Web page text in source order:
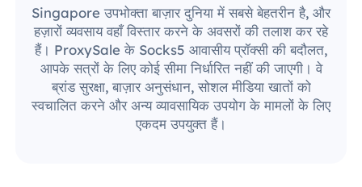
Singapore उपभोक्ता बाज़ार दुनिया में सबसे बेहतरीन है, और
हज़ारों व्यवसाय वहाँ विस्तार करने के अवसरों की तलाश कर रहे
हैं। ProxySale के Socks5 आवासीय प्रॉक्सी की बदौलत,
आपके सत्रों के लिए कोई सीमा निर्धारित नहीं की जाएगी। वे
ब्रांड सुरक्षा, बाज़ार अनुसंधान, सोशल मीडिया खातों को
स्वचालित करने और अन्य व्यावसायिक उपयोग के मामलों के लिए
एकदम उपयुक्त हैं।